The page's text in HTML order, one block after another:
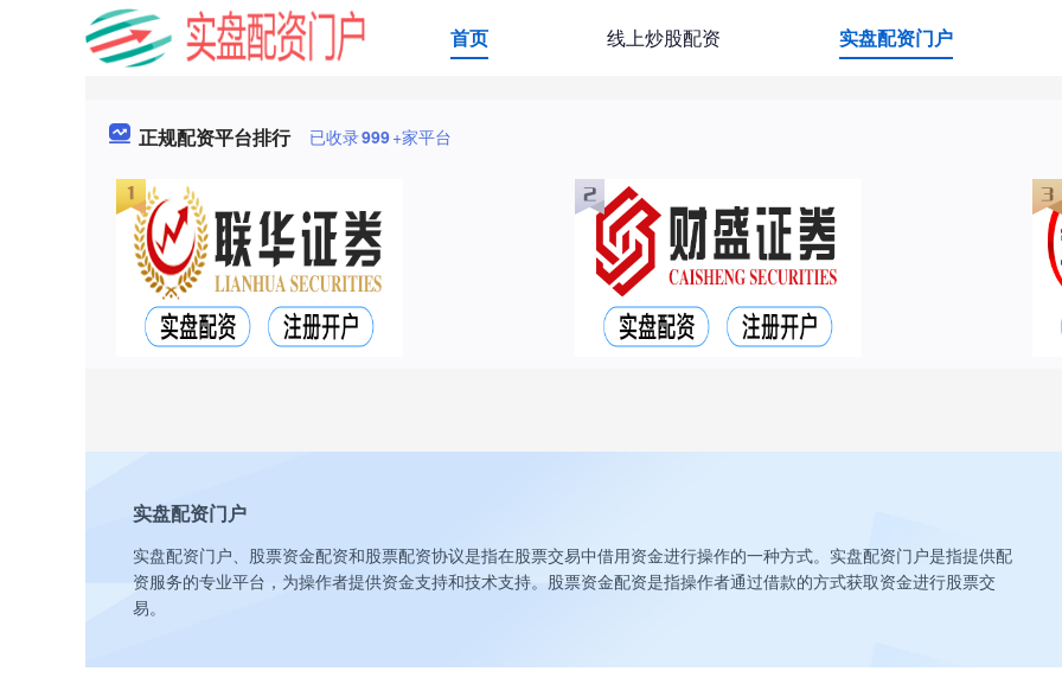
首页 线上炒股配资 实盘配资门户
正规配资平台排行 已收录999+家平台
实盘配资门户
实盘配资门户、股票资金配资和股票配资协议是指在股票交易中借用资金进行操作的一种方式。实盘配资门户是指提供配
资服务的专业平台，为操作者提供资金支持和技术支持。股票资金配资是指操作者通过借款的方式获取资金进行股票交
易。